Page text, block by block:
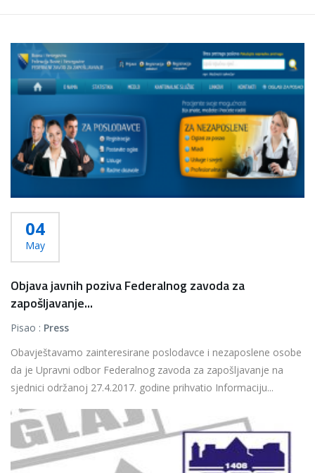
04
May
Objava javnih poziva Federalnog zavoda za
zapošljavanje...
Pisao : Press
Obavještavamo zainteresirane poslodavce i nezaposlene osobe
da je Upravni odbor Federalnog zavoda za zapošljavanje na
sjednici održanoj 27.4.2017. godine prihvatio Informaciju...
Više...